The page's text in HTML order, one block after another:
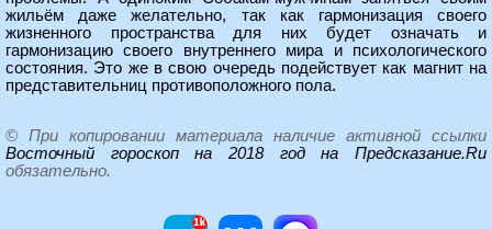
жильём даже желательно, так как гармонизация своего
жизненного пространства для них будет означать и
гармонизацию своего внутреннего мира и психологического
состояния. Это же в свою очередь подействует как магнит на
представительниц противоположного пола.
© При копировании материала наличие активной ссылки
Восточный гороскоп на 2018 год на Предсказание.Ru
обязательно.